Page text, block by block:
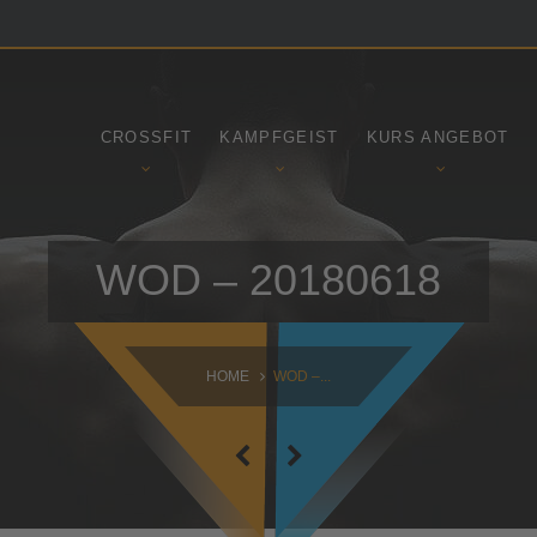
CROSSFIT KAMPFGEIST KURS ANGEBOT
WOD – 20180618
HOME WOD –...